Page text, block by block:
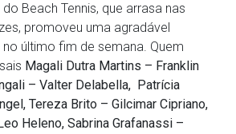
Beach Tennis, que arrasa nas
promoveu uma agradável
último fim de semana. Quem
Magali Dutra Martins – Franklin
– Valter Delabella, Patrícia
Tereza Brito – Gilcimar Cipriano,
Heleno, Sabrina Grafanassi –